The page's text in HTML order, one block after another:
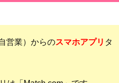
営業）からのスマホアプリ タ